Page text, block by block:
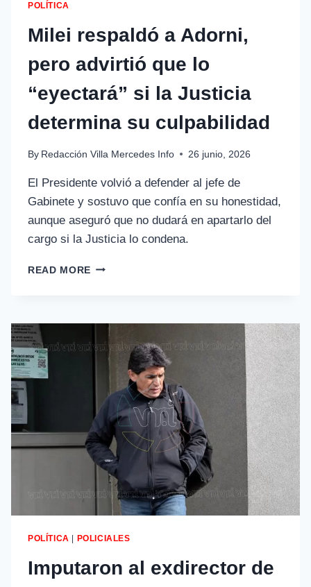
POLÍTICA
Milei respaldó a Adorni,
pero advirtió que lo
“eyectará” si la Justicia
determina su culpabilidad
By Redacción Villa Mercedes Info 26 junio, 2026
El Presidente volvió a defender al jefe de
Gabinete y sostuvo que confía en su honestidad,
aunque aseguró que no dudará en apartarlo del
cargo si la Justicia lo condena.
READ MORE
POLÍTICA POLICIALES
Imputaron al exdirector de